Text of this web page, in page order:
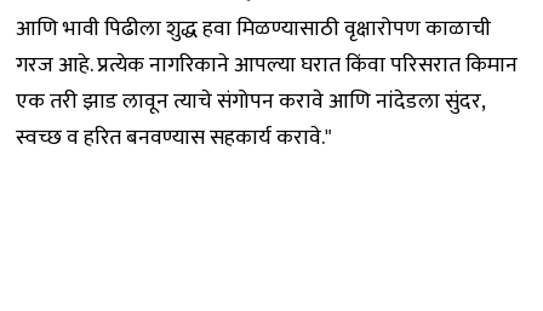
आणि भावी पिढीला शुद्ध हवा मिळण्यासाठी वृक्षारोपण काळाची
गरज आहे. प्रत्येक नागरिकाने आपल्या घरात किंवा परिसरात किमान
एक तरी झाड लावून त्याचे संगोपन करावे आणि नांदेडला सुंदर,
स्वच्छ व हरित बनवण्यास सहकार्य करावे."